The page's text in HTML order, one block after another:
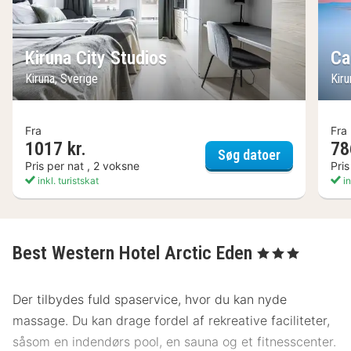
Kiruna City Studios
Kiruna, Sverige
Fra
1017 kr.
Pris per nat , 2 voksne
inkl. turistskat
Søg datoerKiruna City
Fra
Best Western Hotel Arctic Eden , 3 Stjerner
Der tilbydes fuld spaservice, hvor du kan nyde
massage. Du kan drage fordel af rekreative faciliteter,
såsom en indendørs pool, en sauna og et fitnesscenter.